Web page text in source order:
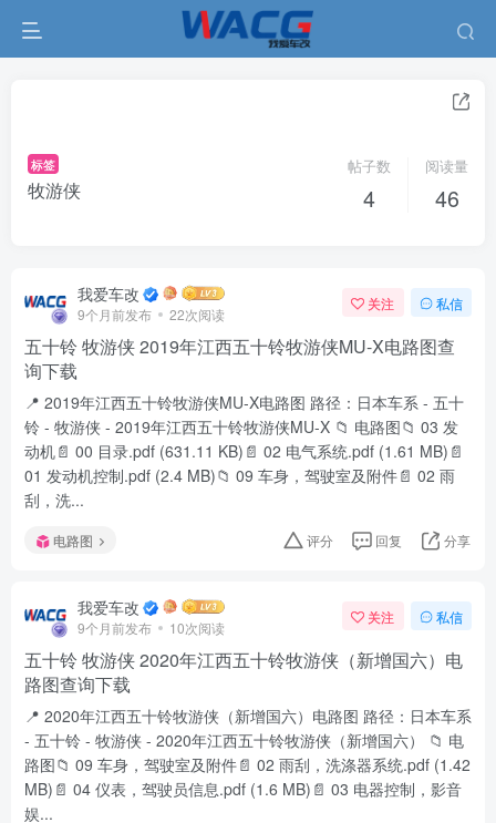
标签
牧游侠
帖子数
4
阅读量
46
我爱车改
9个月前发布 22次阅读
关注 私信
五十铃 牧游侠 2019年江西五十铃牧游侠MU-X电路图查
询下载
📍 2019年江西五十铃牧游侠MU-X电路图 路径：日本车系 - 五十
铃 - 牧游侠 - 2019年江西五十铃牧游侠MU-X 📁 电路图📁 03 发
动机📄 00 目录.pdf (631.11 KB)📄 02 电气系统.pdf (1.61 MB)📄
01 发动机控制.pdf (2.4 MB)📁 09 车身，驾驶室及附件📄 02 雨
刮，洗...
电路图 评分 回复 分享
我爱车改
9个月前发布 10次阅读
关注 私信
五十铃 牧游侠 2020年江西五十铃牧游侠（新增国六）电
路图查询下载
📍 2020年江西五十铃牧游侠（新增国六）电路图 路径：日本车系
- 五十铃 - 牧游侠 - 2020年江西五十铃牧游侠（新增国六） 📁 电
路图📁 09 车身，驾驶室及附件📄 02 雨刮，洗涤器系统.pdf (1.42
MB)📄 04 仪表，驾驶员信息.pdf (1.6 MB)📄 03 电器控制，影音
娱...